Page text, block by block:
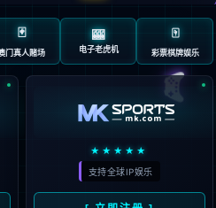
不存在。可
的是过期的